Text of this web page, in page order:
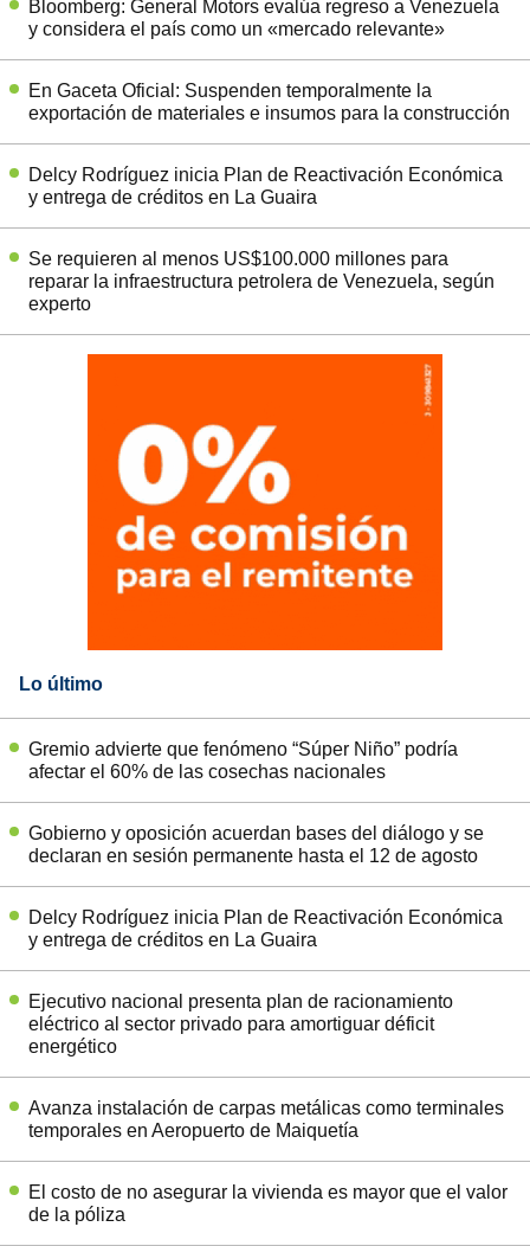
Bloomberg: General Motors evalúa regreso a Venezuela
y considera el país como un «mercado relevante»
En Gaceta Oficial: Suspenden temporalmente la
exportación de materiales e insumos para la construcción
Delcy Rodríguez inicia Plan de Reactivación Económica
y entrega de créditos en La Guaira
Se requieren al menos US$100.000 millones para
reparar la infraestructura petrolera de Venezuela, según
experto
Lo último
Gremio advierte que fenómeno “Súper Niño” podría
afectar el 60% de las cosechas nacionales
Gobierno y oposición acuerdan bases del diálogo y se
declaran en sesión permanente hasta el 12 de agosto
Delcy Rodríguez inicia Plan de Reactivación Económica
y entrega de créditos en La Guaira
Ejecutivo nacional presenta plan de racionamiento
eléctrico al sector privado para amortiguar déficit
energético
Avanza instalación de carpas metálicas como terminales
temporales en Aeropuerto de Maiquetía
El costo de no asegurar la vivienda es mayor que el valor
de la póliza